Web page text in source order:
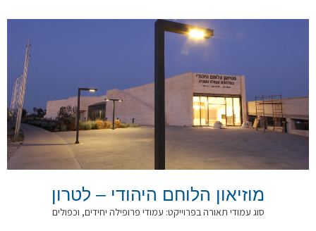
מוזיאון הלוחם היהודי – לטרון
סוג עמודי תאורה בפרוייקט: עמודי פרופילה יחידים, וכפולים